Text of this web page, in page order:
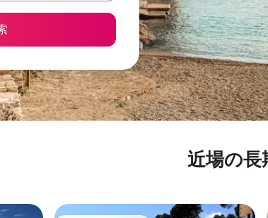
近場の長